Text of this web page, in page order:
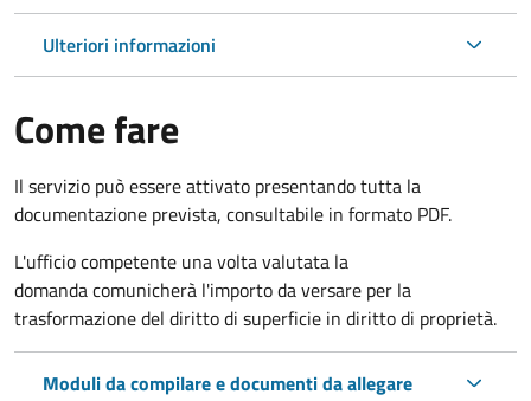
Ulteriori informazioni
Come fare
Il servizio può essere attivato presentando tutta la
documentazione prevista, consultabile in formato PDF.
L'ufficio competente una volta valutata la
domanda comunicherà l'importo da versare per la
trasformazione del diritto di superficie in diritto di proprietà.
Moduli da compilare e documenti da allegare